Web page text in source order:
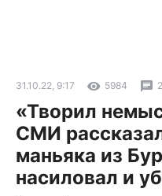
31.10.22, 9:17 5984 2
«Творил
СМИ
маньяка из
насиловал и